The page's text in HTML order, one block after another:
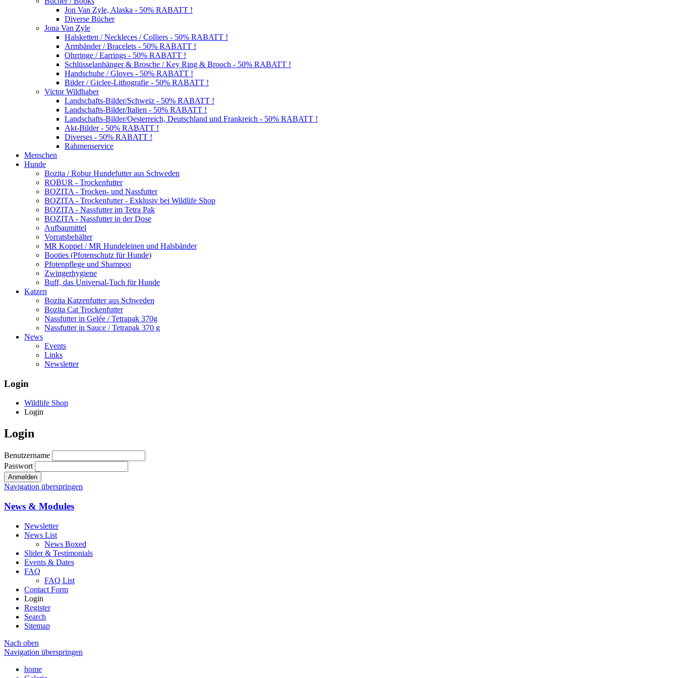
Jon Van Zyle, Alaska - 50% RABATT !
Diverse Bücher
Jona Van Zyle
Halsketten / Neckleces / Colliers - 50% RABATT !
Armbänder / Bracelets - 50% RABATT !
Ohrringe / Earrings - 50% RABATT !
Schlüsselanhänger & Brosche / Key Ring & Brooch - 50% RABATT !
Handschuhe / Gloves - 50% RABATT !
Bilder / Giclee-Lithografie - 50% RABATT !
Victor Wildhaber
Landschafts-Bilder/Schweiz - 50% RABATT !
Landschafts-Bilder/Italien - 50% RABATT !
Landschafts-Bilder/Oesterreich, Deutschland und Frankreich - 50% RABATT !
Akt-Bilder - 50% RABATT !
Diverses - 50% RABATT !
Rahmenservice
Menschen
Hunde
Bozita / Robur Hundefutter aus Schweden
ROBUR - Trockenfutter
BOZITA - Trocken- und Nassfutter
BOZITA - Trockenfutter - Exklusiv bei Wildlife Shop
BOZITA - Nassfutter im Tetra Pak
BOZITA - Nassfutter in der Dose
Aufbaumittel
Vorratsbehälter
MR Koppel / MR Hundeleinen und Halsbänder
Booties (Pfotenschutz für Hunde)
Pfotenpflege und Shampoo
Zwingerhygiene
Buff, das Universal-Tuch für Hunde
Katzen
Bozita Katzenfutter aus Schweden
Bozita Cat Trockenfutter
Nassfutter in Gelée / Tetrapak 370g
Nassfutter in Sauce / Tetrapak 370 g
News
Events
Links
Newsletter
Login
Wildlife Shop
Login
Login
Benutzername
Passwort
Anmelden
Navigation überspringen
News & Modules
Newsletter
News List
News Boxed
Slider & Testimonials
Events & Dates
FAQ
FAQ List
Contact Form
Login
Register
Search
Sitemap
Nach oben
Navigation überspringen
home